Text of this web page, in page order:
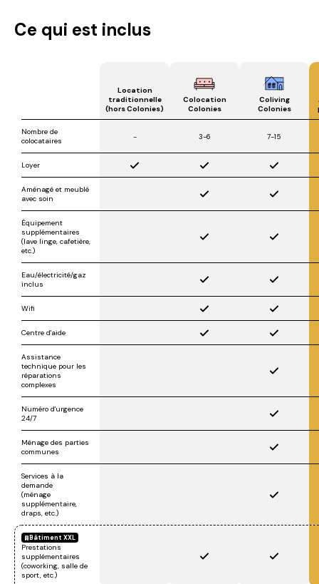
Ce qui est inclus
Location
traditionnelle
(hors Colonies)
Colocation
Colonies
Coliving
Colonies
Nombre de
colocataires
- 3-6 7-15
Loyer
Aménagé et meublé
avec soin
Équipement
supplémentaires
(lave linge, cafetière,
etc.)
Eau/électricité/gaz
inclus
Wifi
Centre d'aide
Assistance
technique pour les
réparations
complexes
Numéro d'urgence
24/7
Ménage des parties
communes
Services à la
demande
(ménage
supplémentaire,
draps, etc.)
Bâtiment XXL
Prestations
supplémentaires
(coworking, salle de
sport, etc.)